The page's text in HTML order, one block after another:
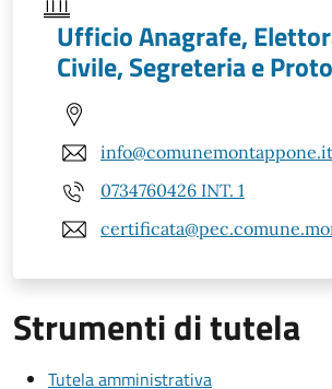
Ufficio Anagrafe,
Civile, Segreteria e
info@comunemontappone.it
0734760426 INT. 1
Strumenti di tutela
Tutela amministrativa